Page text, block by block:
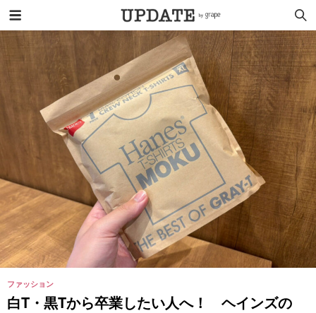
ファッション
白T・黒Tから卒業したい人へ！ ヘインズの